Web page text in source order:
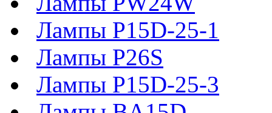
Лампы P15D-25-1
Лампы P26S
Лампы P15D-25-3